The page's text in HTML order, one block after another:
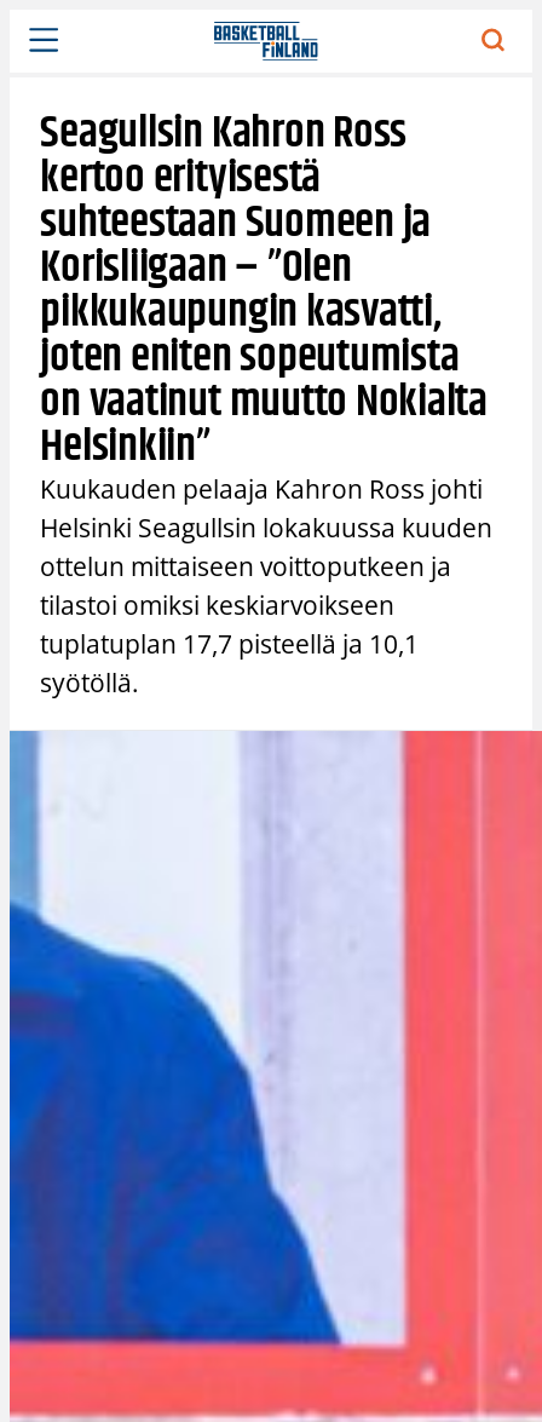
Siirry
sisältöön
Seagullsin Kahron Ross
kertoo erityisestä
suhteestaan Suomeen ja
Korisliigaan – ”Olen
pikkukaupungin kasvatti,
joten eniten sopeutumista
on vaatinut muutto Nokialta
Helsinkiin”
Kuukauden pelaaja Kahron Ross johti
Helsinki Seagullsin lokakuussa kuuden
ottelun mittaiseen voittoputkeen ja
tilastoi omiksi keskiarvoikseen
tuplatuplan 17,7 pisteellä ja 10,1
syötöllä.